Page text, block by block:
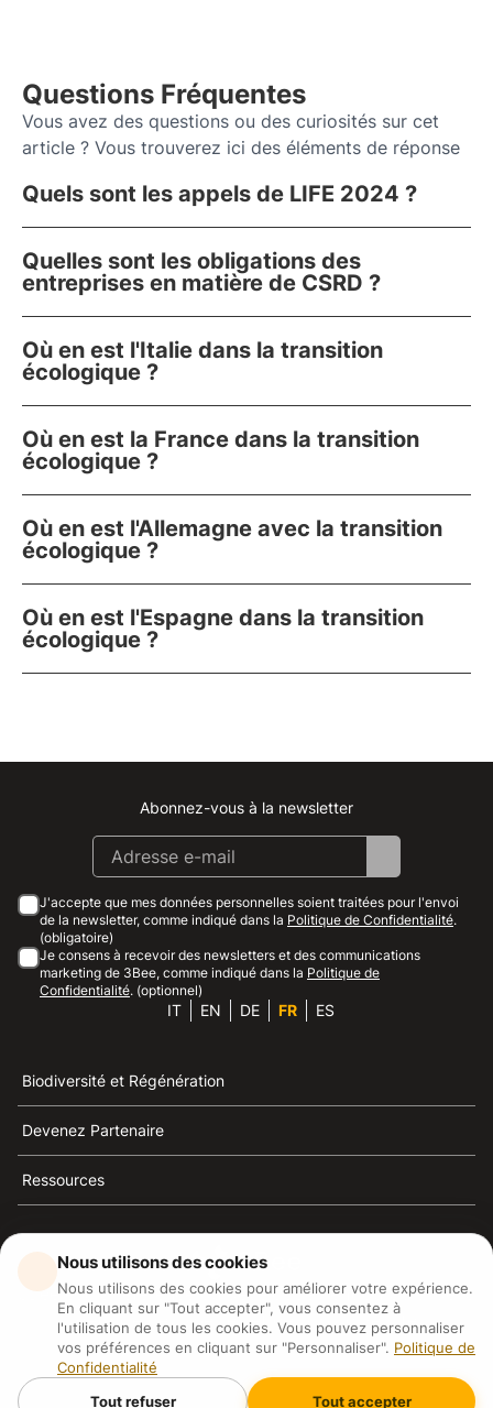
Questions Fréquentes
Vous avez des questions ou des curiosités sur cet
article ? Vous trouverez ici des éléments de réponse
Quels sont les appels de LIFE 2024 ?
Quelles sont les obligations des
entreprises en matière de CSRD ?
Où en est l'Italie dans la transition
écologique ?
Où en est la France dans la transition
écologique ?
Où en est l'Allemagne avec la transition
écologique ?
Où en est l'Espagne dans la transition
écologique ?
Instagram
Facebook
Linkedin
Youtube
Abonnez-vous à la newsletter
J'accepte que mes données personnelles soient traitées pour l'envoi
de la newsletter, comme indiqué dans la Politique de Confidentialité.
(obligatoire)
Je consens à recevoir des newsletters et des communications
marketing de 3Bee, comme indiqué dans la Politique de
Confidentialité. (optionnel)
IT EN DE FR ES
Biodiversité et Régénération
Devenez Partenaire
Ressources
3Bee est la référence du développement durable, de la
défense des abeilles et de la biodiversité
3Bee S.R.L Via Pastrengo 14, 20159, Milano (MI)
P.IVA: IT09711590969
3Bee GmbHSede legale: Oranienburger Straße 23, 10178
Nous utilisons des cookies
Nous utilisons des cookies pour améliorer votre expérience.
En cliquant sur "Tout accepter", vous consentez à
l'utilisation de tous les cookies. Vous pouvez personnaliser
vos préférences en cliquant sur "Personnaliser". Politique de
Confidentialité
Tout refuser
Tout accepter